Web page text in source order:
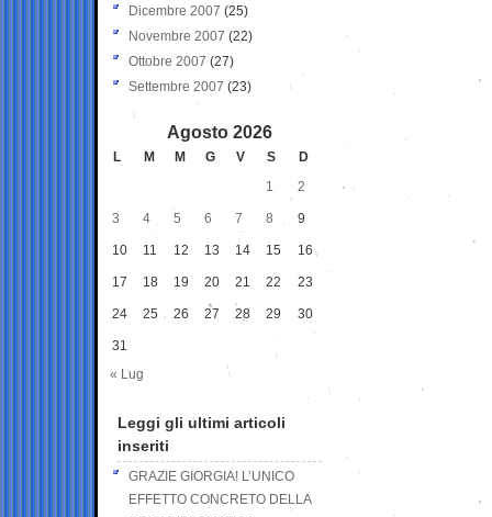
Dicembre 2007 (25)
Novembre 2007 (22)
Ottobre 2007 (27)
Settembre 2007 (23)
Agosto 2026
L M M G V S
D
1
2
3 4 5 6 7 8 9
10 11 12 13 14 15 16
17 18 19 20 21 22 23
24 25 26 27 28 29 30
31
« Lug
Leggi gli ultimi articoli
inseriti
GRAZIE GIORGIA! L’UNICO
EFFETTO CONCRETO DELLA